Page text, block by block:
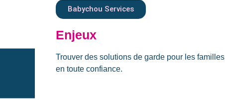
Babychou Services
Enjeux
Trouver des solutions de garde pour les familles
en toute confiance.